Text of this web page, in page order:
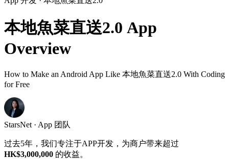
本地魚菜直送2.0 App
Overview
How to Make an Android App Like 本地魚菜直送2.0 With Coding
for Free
StarsNet · App 团队
过去5年，我们专注于APP开发，为商户带来超过
HK$3,000,000 的收益。